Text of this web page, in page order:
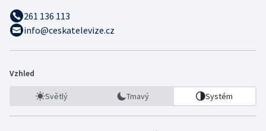
261 136 113
info@ceskatelevize.cz
Vzhled
Světlý Tmavý Systém